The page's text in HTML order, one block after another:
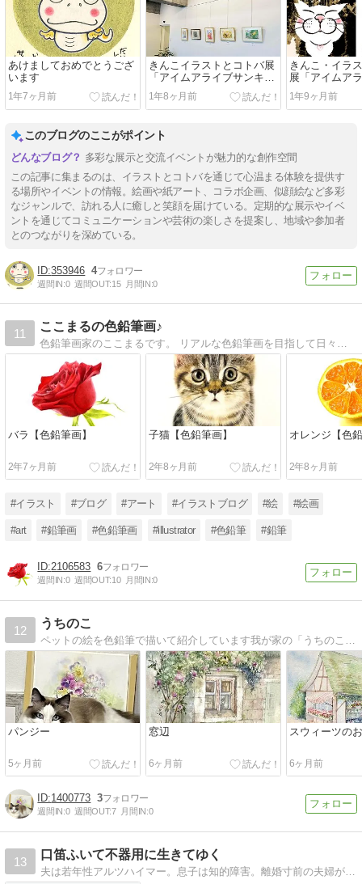
あけましておめでとうござ
います
1年7ヶ月前
きんこイラストとコトバ展
「アイムアライブサンキ
ュ。」第2弾！
1年8ヶ月前
きんこ・イラ
展「アイムア
ュ。」@森珈
1年9ヶ月前
このブログのここがポイント
多彩な展示と交流イベントが魅力的な創作空間
この記事に集まるのは、イラストとコトバを通じて心温まる体験を提供す
る場所やイベントの情報。絵画や紙アート、コラボ企画、似顔絵など多彩
なジャンルで、訪れる人に癒しと笑顔を届けている。定期的な展示やイベ
ントを通じてコミュニケーションや芸術の楽しさを提案し、地域や参加者
とのつながりを深めている。
353946 4
週間IN:0 週間OUT:15 月間IN:0
11
ここまるの色鉛筆画♪
バラ【色鉛筆画】
2年7ヶ月前
子猫【色鉛筆画】
2年8ヶ月前
オレンジ【色
2年8ヶ月前
#イラスト #ブログ #アート #イラストブログ #絵 #絵画
#art #鉛筆画 #色鉛筆画 #illustrator #色鉛筆 #鉛筆
2106583 6
週間IN:0 週間OUT:10 月間IN:0
12
うちのこ
パンジー
5ヶ月前
窓辺
6ヶ月前
スウィーツの
6ヶ月前
1400773 3
週間IN:0 週間OUT:7 月間IN:0
13
口笛ふいて不器用に生きてゆく
夫は若年性アルツハイマー。息子は知的障害。離婚寸前の夫婦が、家族再生を目指し、不器用だけど笑顔いっぱい夢いっぱいで生きてゆく 。